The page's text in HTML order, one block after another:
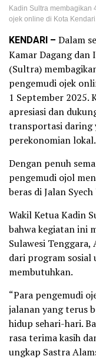
Kadin Sultra membagikan
ojek online di Kota
KENDARI – Dalam
Kamar Dagang dan
(Sultra)
pengemudi ojek
1 September 2025.
apresiasi dan
transportasi daring
perekonomian lokal.
Dengan penuh
pengemudi ojol
beras di Jalan
Wakil Ketua Kadin
bahwa kegiatan ini
Sulawesi
dari program sosial
membutuhkan.
“Para pengemudi
jalanan yang terus
hidup sehari-hari.
rasa terima kasih
ungkap Sastra